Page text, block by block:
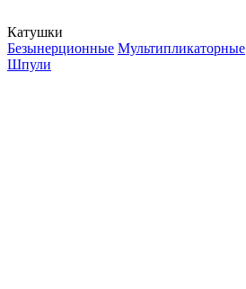
Катушки
Безынерционные Мультипликаторные
Шпули